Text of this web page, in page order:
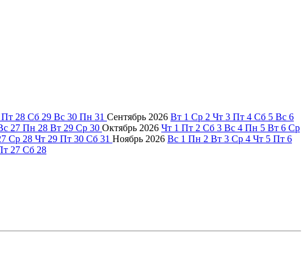
Пт 28 Сб 29 Вс 30 Пн 31 Сентябрь 2026 Вт 1 Ср 2 Чт 3 Пт 4 Сб 5 Вс 6
27 Пн 28 Вт 29 Ср 30 Октябрь 2026 Чт 1 Пт 2 Сб 3 Вс 4 Пн 5 Вт 6 Ср
Ср 28 Чт 29 Пт 30 Сб 31 Ноябрь 2026 Вс 1 Пн 2 Вт 3 Ср 4 Чт 5 Пт 6
27 Сб 28